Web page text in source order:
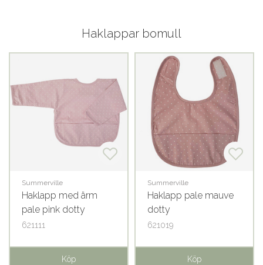
Haklappar bomull
Summerville
Haklapp med ärm
pale pink dotty
621111
Köp
Summerville
Haklapp pale mauve
dotty
621019
Köp